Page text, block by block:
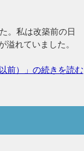
。私は改築前の日
れていました。
前）」の続きを読む